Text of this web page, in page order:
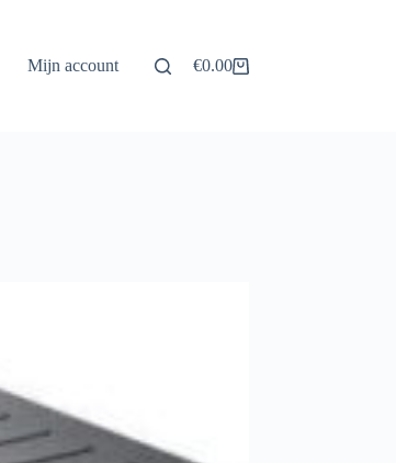
Mijn account Winkelwagen
€0.00